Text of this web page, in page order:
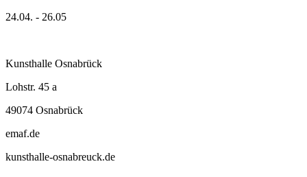
24.04. - 26.05
Kunsthalle Osnabrück
Lohstr. 45 a
49074 Osnabrück
emaf.de
kunsthalle-osnabreuck.de